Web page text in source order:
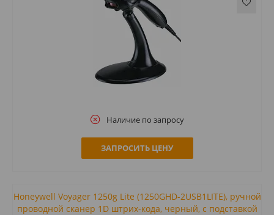
Наличие по запросу
ЗАПРОСИТЬ ЦЕНУ
Honeywell Voyager 1250g Lite (1250GHD-2USB1LITE), ручной
проводной сканер 1D штрих-кода, черный, с подставкой